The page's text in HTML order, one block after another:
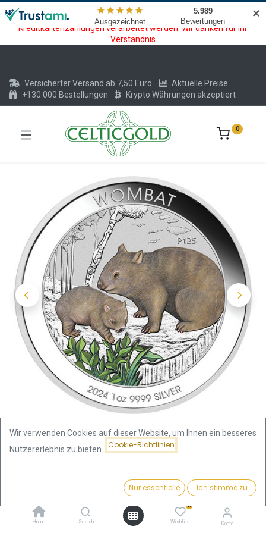
Wartungsarbeiten am Kreditkarten und Krypto Bezahlmodul. In der
Zeit vom 20.07. - 09.08.2026 können keine Krypto oder
Kreditkartenzahlungen verarbeitet werden. Wir danken für Ihr
Verständnis
Preis:
123,86€ Kaufen
Home Search
0
Wishlist Konto
Versicherter Versand ab 7,50 Euro
Aktuelle Preise
+130.000 Bestellungen
Krypto Währungen akzeptiert
0
Australien Wombat 1 Unze Silbermünze 2024 coloriert -
Coincard | differenzbesteuert
Wir verwenden Cookies auf dieser Website, um Ihnen ein besseres
Nutzererlebnis zu bieten.
Cookie-Richtlinien
Nur essentielle Ich stimme zu
✕